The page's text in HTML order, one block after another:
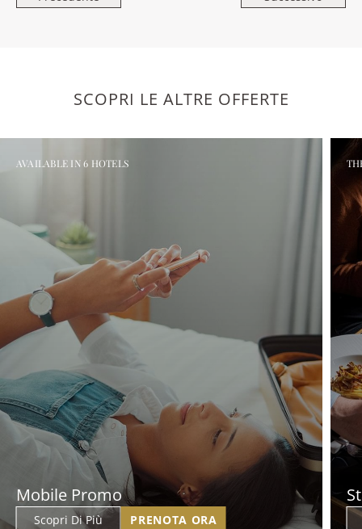
SCOPRI LE ALTRE OFFERTE
AVAILABLE IN 6 HOTELS
Mobile Promo
Scopri Di Più PRENOTA ORA
CHIUDERE
Select A Hotel*
PRENOTA ORA